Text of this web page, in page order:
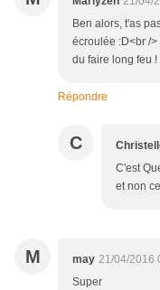
Ben alors, t'as
écroulée :D<br /
du faire long feu !
Répondre
C
C'est
et non
M may 21/04/2016
Super